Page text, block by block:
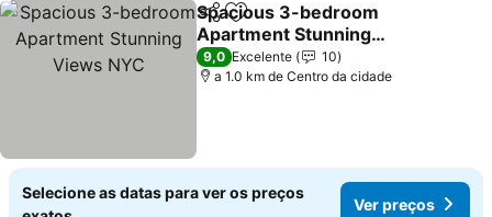
PartilharAdicionar aos favoritos
Spacious 3-bedroom
Apartment Stunning
Views NYC
9,0 Excelente
10
a 1.0 km de Centro da cidade
Selecione as datas para ver os preços
Ver preços